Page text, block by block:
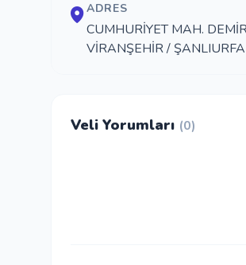
ADRES
CUMHURİYET MAH.
VİRANŞEHİR / ŞANLIURFA
Veli Yorumları (0)